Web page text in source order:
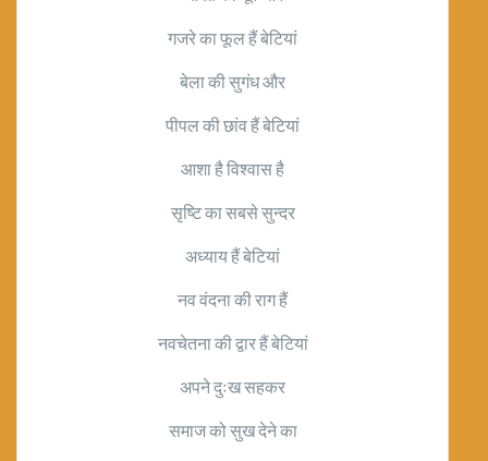
गजरे का फूल हैं बेटियां
बेला की सुगंध और
पीपल की छांव हैं बेटियां
आशा है विश्वास है
सृष्टि का सबसे सुन्दर
अध्याय हैं बेटियां
नव वंदना की राग हैं
नवचेतना की द्वार हैं बेटियां
अपने दुःख सहकर
समाज को सुख देने का